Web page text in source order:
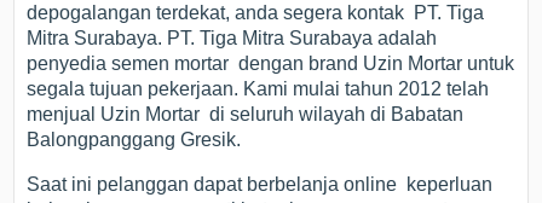
depogalangan terdekat, anda segera kontak PT. Tiga
Mitra Surabaya. PT. Tiga Mitra Surabaya adalah
penyedia semen mortar dengan brand Uzin Mortar untuk
segala tujuan pekerjaan. Kami mulai tahun 2012 telah
menjual Uzin Mortar di seluruh wilayah di Babatan
Balongpanggang Gresik.
Saat ini pelanggan dapat berbelanja online keperluan